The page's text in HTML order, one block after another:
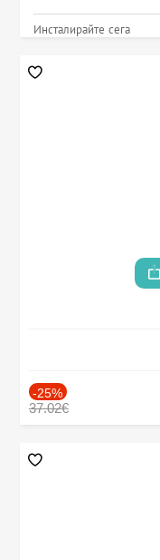
Инсталирайте сега
-25%
37.02€